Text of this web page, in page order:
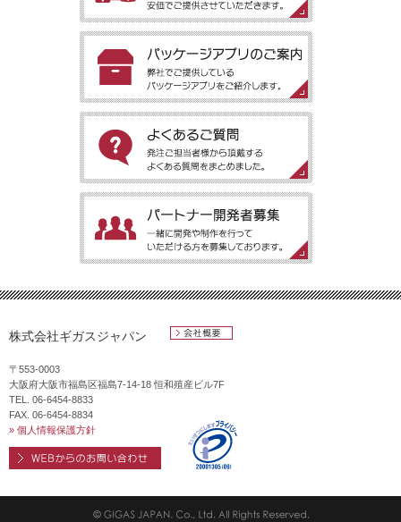
［ご提案用簡易アプリ］簡易なデモ用アプリを安価でご提供させ
ていただきます。
［パッケージアプリのご案内］弊社でご提供しているパッケージ
アプリをご紹介します。
［よくあるご質問］発注ご担当者様から頂戴するよくある質問を
まとめました。
方を募集しております。
株式会社ギガスジャパン
〒553-0003
大阪府大阪市福島区福島7-14-18 恒和殖産ビル7F
TEL. 06-6454-8833
FAX. 06-6454-8834
» 個人情報保護方針